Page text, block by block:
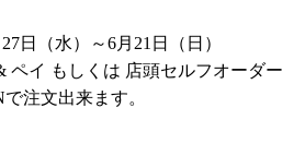
日（水）～6月21日（日）
イ もしくは 店頭セルフオーダー
注文出来ます。